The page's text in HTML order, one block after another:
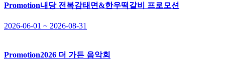
Promotion내당 전복감태면&한우떡갈비 프로모션
2026-06-01 ~ 2026-08-31
Promotion2026 더 가든 음악회